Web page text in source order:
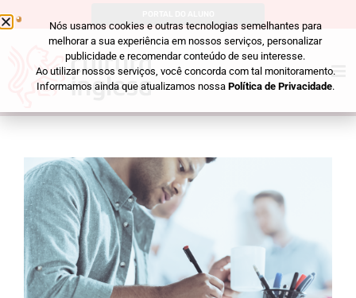
Nós usamos cookies e outras tecnologias semelhantes para
melhorar a sua experiência em nossos serviços, personalizar
publicidade e recomendar conteúdo de seu interesse.
Ao utilizar nossos serviços, você concorda com tal monitoramento.
Informamos ainda que atualizamos nossa Política de Privacidade.